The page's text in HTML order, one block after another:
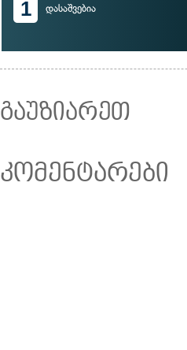
1 დასაშვებია
გაუზიარეთ
კომენტარები